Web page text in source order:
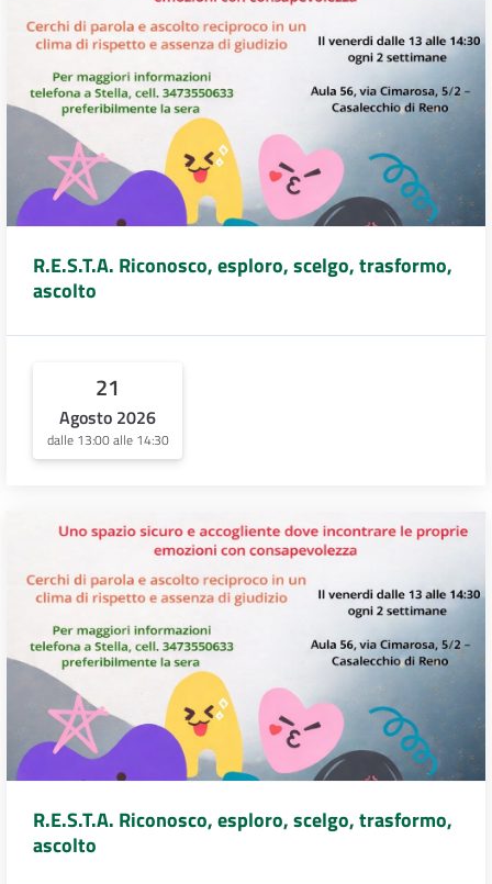
R.E.S.T.A. Riconosco, esploro, scelgo, trasformo,
ascolto
21
Agosto 2026
dalle 13:00 alle 14:30
R.E.S.T.A. Riconosco, esploro, scelgo, trasformo,
ascolto